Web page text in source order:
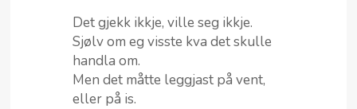
Det gjekk ikkje, ville seg ikkje.
Sjølv om eg visste kva det skulle
handla om.
Men det måtte leggjast på vent,
eller på is.